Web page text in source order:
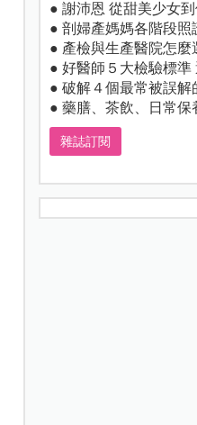
● 謝沛恩 從甜美少女
● 剖婦產媽媽各階段照
● 產檢與生產醫院怎麼
● 好醫師５大檢驗標準
● 破解４個最常被誤解
● 藥膳、茶飲、日常保
雜誌訂閱